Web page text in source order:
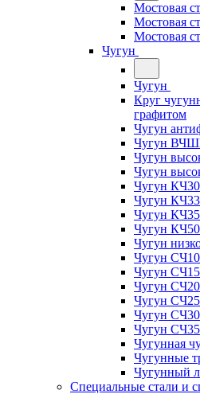
Мостовая
Мостовая
Мостовая
Чугун
Чугун
Круг
графитом
Чугун
Чугун
Чугун
Чугун
Чугун
Чугун
Чугун
Чугун
Чугун
Чугун СЧ10
Чугун СЧ15
Чугун СЧ20
Чугун СЧ25
Чугун СЧ30
Чугун СЧ35
Чугунная
Чугунные
Чугунный
Специальные стали и